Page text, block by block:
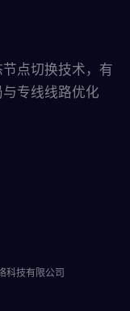
点切换技术，有
专线线路优化
科技有限公司